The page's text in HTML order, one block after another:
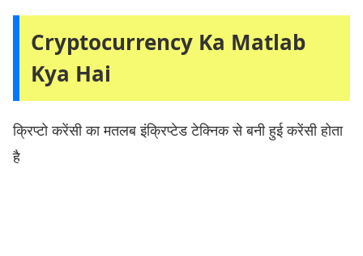
Cryptocurrency Ka Matlab
Kya Hai
क्रिप्टो करेंसी का मतलब इंक्रिप्टेड टेक्निक से बनी हुई करेंसी होता
है